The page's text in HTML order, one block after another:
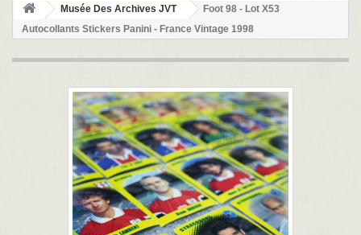
Musée Des Archives JVT
Foot 98 - Lot X53
Autocollants Stickers Panini - France Vintage 1998